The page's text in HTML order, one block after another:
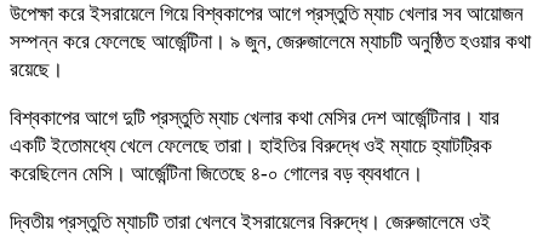
উপেক্ষা করে ইসরায়েলে গিয়ে বিশ্বকাপের আগে প্রস্তুতি ম্যাচ খেলার সব আয়োজন
সম্পন্ন করে ফেলেছে আর্জেন্টিনা। ৯ জুন, জেরুজালেমে ম্যাচটি অনুষ্ঠিত হওয়ার কথা
রয়েছে।
বিশ্বকাপের আগে দুটি প্রস্তুতি ম্যাচ খেলার কথা মেসির দেশ আর্জেন্টিনার। যার
একটি ইতোমধ্যে খেলে ফেলেছে তারা। হাইতির বিরুদ্ধে ওই ম্যাচে হ্যাটট্রিক
করেছিলেন মেসি। আর্জেন্টিনা জিতেছে ৪-০ গোলের বড় ব্যবধানে।
দ্বিতীয় প্রস্তুতি ম্যাচটি তারা খেলবে ইসরায়েলের বিরুদ্ধে। জেরুজালেমে ওই